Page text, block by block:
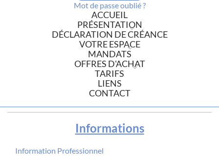
Mot de passe oublié ?
ACCUEIL
PRÉSENTATION
DÉCLARATION DE CRÉANCE
VOTRE ESPACE
MANDATS
OFFRES D'ACHAT
TARIFS
LIENS
CONTACT
Informations
Information Professionnel